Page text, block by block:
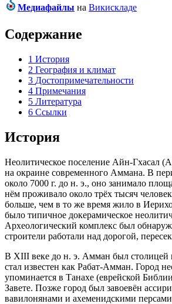
Медиафайлы на Викискладе
Содержание
1 История
2 География и климат
3 Достопримечательности
4 Примечания
5 Литература
6 Ссылки
История
Неолитическое поселение Айн-Гхасал
на окраине современного Аммана. В
около 7000 г. до н. э., оно занимало
нём проживало около трёх тысяч
больше, чем в то же время жило в
было типичное докерамическое
Археологический комплекс был
строители работали над дорогой,
В XIII веке до н. э. Амман был столицей
стал известен как Рабат-Амман. Город
упоминается в Танахе (еврейской
Завете. Позже город был завоевён
вавилонянами и ахеменидскими